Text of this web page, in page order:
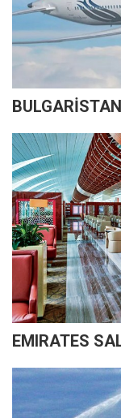
EMIRATES